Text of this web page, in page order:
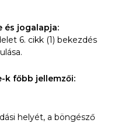
és jogalapja:
6. cikk (1) bekezdés
k főbb jellemzői:
helyét, a böngésző